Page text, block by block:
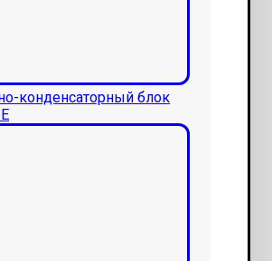
конденсаторный блок